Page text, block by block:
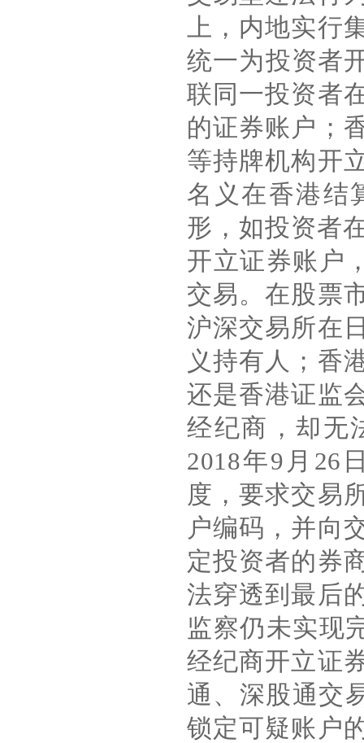
上，内地实行
统一为投资者
联同一投资者
的证券账户；
等持牌机构开
名义在香港结
形，如投资者
开立证券账户
交易。在股票
沪深交易所在
义持有人；香
还是香港证监
经纪商，却无
2018年9 月 26
度，要求交易
户编码，并向
定投资者的券
法穿透到最后
监察仍未实现
经纪商开立证
通、深股通交
锁定可疑账户